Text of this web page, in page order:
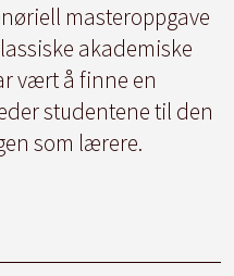
masteroppgave
akademiske
vært å finne en
studentene til den
som lærere.